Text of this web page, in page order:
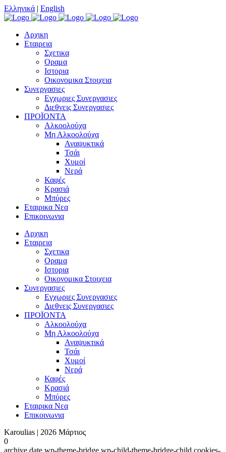
Ελληνικά | English
Αρχικη
Εταιρεια
Σχετικα
Οραμα
Ιστορια
Οικονομικα Στοιχεια
Συνεργασιες
Εγχωριες Συνεργασιες
Διεθνεις Συνεργασιες
ΠΡΟΪΟΝΤΑ
Αλκοολούχα
Μη Αλκοολούχα
Αναψυκτικά
Τσάι
Χυμοί
Νερά
Καφές
Κρασιά
Μπύρες
Εταιρικα Νεα
Επικοινωνια
Αρχικη
Εταιρεια
Σχετικα
Οραμα
Ιστορια
Οικονομικα Στοιχεια
Συνεργασιες
Εγχωριες Συνεργασιες
Διεθνεις Συνεργασιες
ΠΡΟΪΟΝΤΑ
Αλκοολούχα
Μη Αλκοολούχα
Αναψυκτικά
Τσάι
Χυμοί
Νερά
Καφές
Κρασιά
Μπύρες
Εταιρικα Νεα
Επικοινωνια
Karoulias | 2026 Μάρτιος
0
archive,date,wp-theme-bridge,wp-child-theme-bridge-child,cookies-